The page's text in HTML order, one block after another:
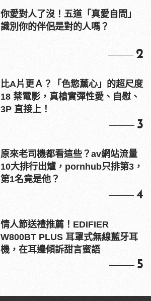
你愛對人了沒！五道「真愛自問」
識別你的伴侶是對的人嗎？
2
比A片更Ａ？「色慾薰心」的超尺度
18 禁電影，真槍實彈性愛、自慰、
3P 直接上！
3
原來老司機都看這些？av網站流量
10大排行出爐，pornhub只排第3，
第1名竟是他？
4
情人節送禮推薦！EDIFIER
W800BT PLUS 耳罩式無線藍牙耳
機，在耳邊傾訴甜言蜜語
5